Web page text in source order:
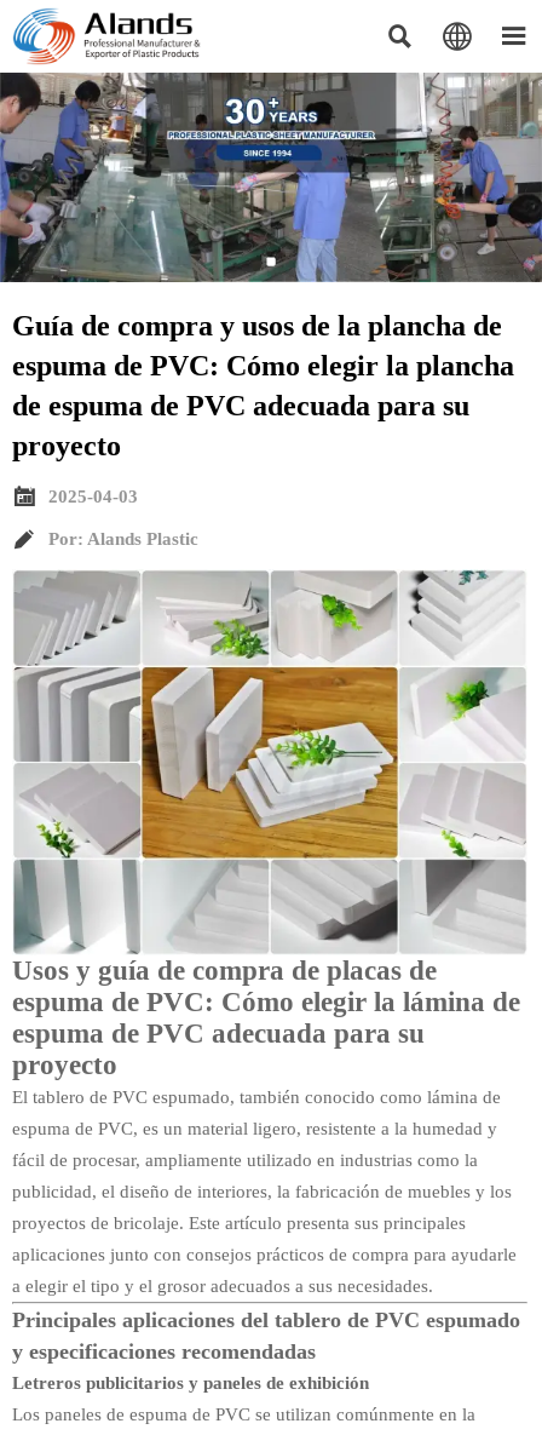
  
Guía de compra y usos de la plancha de
espuma de PVC: Cómo elegir la plancha
de espuma de PVC adecuada para su
proyecto
 2025-04-03
 Por: Alands Plastic
Usos y guía de compra de placas de
espuma de PVC: Cómo elegir la lámina de
espuma de PVC adecuada para su
proyecto
El tablero de PVC espumado, también conocido como lámina de
espuma de PVC, es un material ligero, resistente a la humedad y
fácil de procesar, ampliamente utilizado en industrias como la
publicidad, el diseño de interiores, la fabricación de muebles y los
proyectos de bricolaje. Este artículo presenta sus principales
aplicaciones junto con consejos prácticos de compra para ayudarle
a elegir el tipo y el grosor adecuados a sus necesidades.
Principales aplicaciones del tablero de PVC espumado
y especificaciones recomendadas
Letreros publicitarios y paneles de exhibición
Los paneles de espuma de PVC se utilizan comúnmente en la